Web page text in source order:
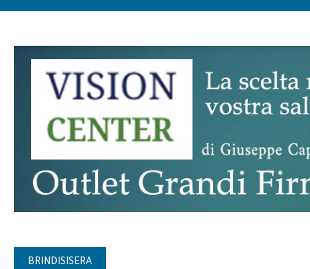
BRINDISISERA